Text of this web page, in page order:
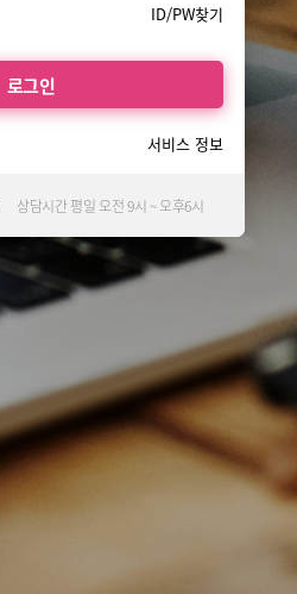
ID/PW찾기
서비스 정보
상담시간 평일 오전 9시 ~ 오후6시